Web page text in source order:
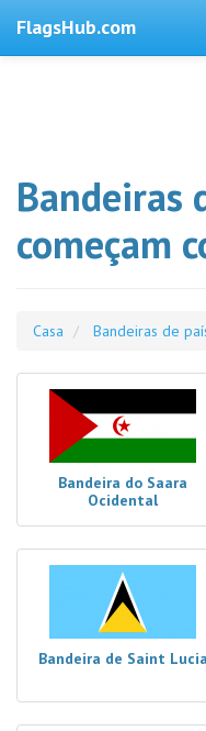
FlagsHub.com
Bandeiras
começam
Casa Bandeiras de
Bandeira do Saara
Ocidental
Bandeira de Saint Lucia